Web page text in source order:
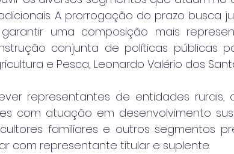
A prorrogação do prazo busca
uma composição mais
conjunta de políticas públicas
e Pesca, Leonardo Valério dos
representantes de entidades rurais,
com atuação em desenvolvimento
familiares e outros segmentos
com representante titular e suplente.